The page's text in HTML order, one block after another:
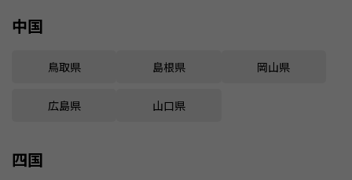
中国
鳥取県 島根県 岡山県
広島県 山口県
四国